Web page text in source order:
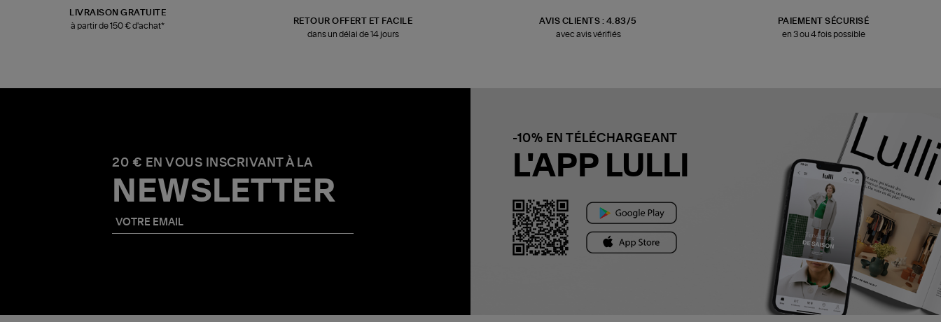
LIVRAISON GRATUITE
à partir de 150 € d'achat*
RETOUR OFFERT ET FACILE
dans un délai de 14 jours
AVIS CLIENTS : 4.83/5
avec avis vérifiés
PAIEMENT SÉCURISÉ
en 3 ou 4 fois possible
20 € EN VOUS INSCRIVANT À LA
NEWSLETTER
-10% EN TÉLÉCHARGEANT
L'APP LULLI